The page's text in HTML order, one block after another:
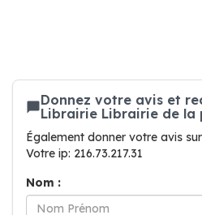
Donnez votre avis et
Librairie Librairie de la
Également donner votre avis
Votre ip: 216.73.217.31
Nom :